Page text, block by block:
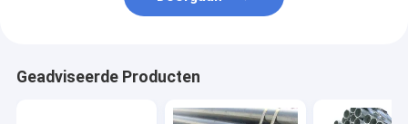
Geadviseerde Producten